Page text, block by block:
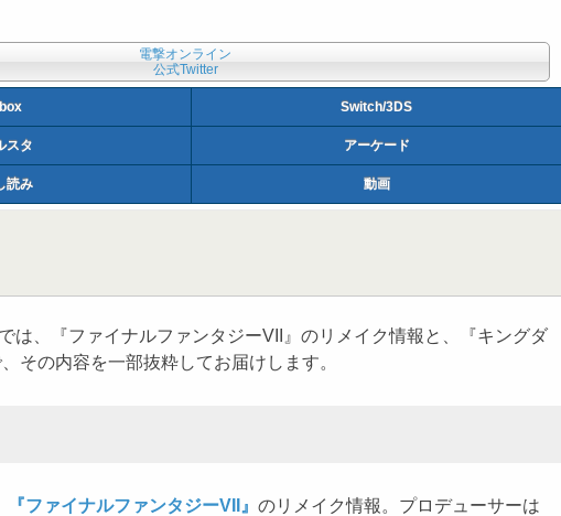
電撃オンライン
公式Twitter
Switch/3DS
スタ アーケード
読み 動画
では、『ファイナルファンタジーVII』のリメイク情報と、『キングダ
その内容を一部抜粋してお届けします。
『ファイナルファンタジーVII』 のリメイク情報。プロデューサーは